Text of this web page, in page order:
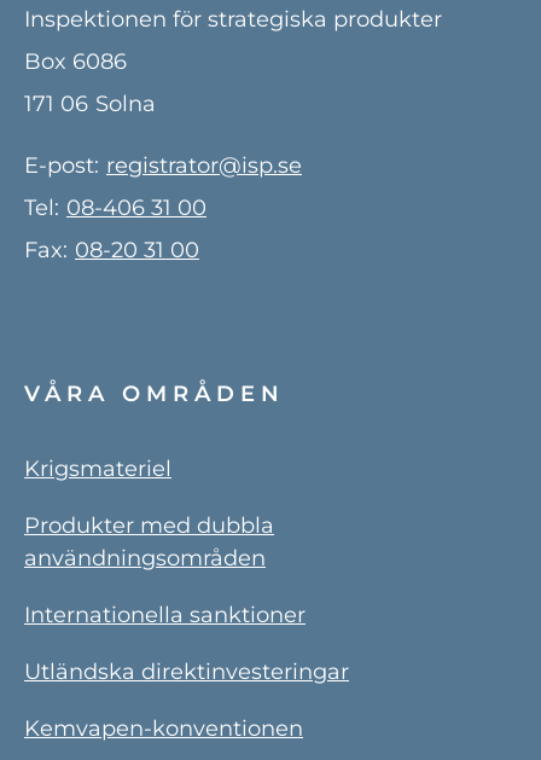
Inspektionen för strategiska produkter
Box 6086
171 06 Solna
E-post: registrator@isp.se
Tel: 08-406 31 00
Fax: 08-20 31 00
VÅRA OMRÅDEN
Krigsmateriel
Produkter med dubbla
användningsområden
Internationella sanktioner
Utländska direktinvesteringar
Kemvapen-konventionen